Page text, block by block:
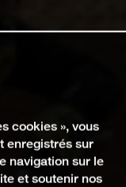
cookies », vous
enregistrés sur
navigation sur le
et soutenir nos